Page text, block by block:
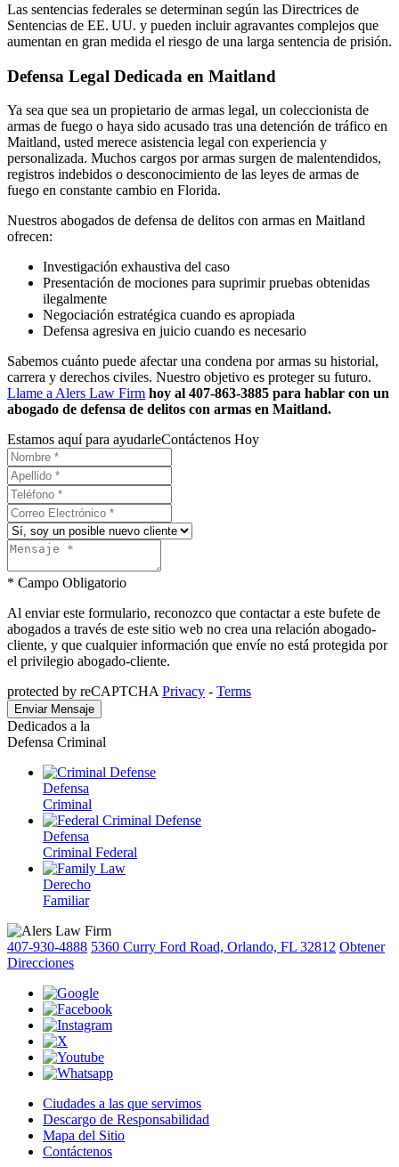
Las sentencias federales se determinan según las Directrices de
Sentencias de EE. UU. y pueden incluir agravantes complejos que
aumentan en gran medida el riesgo de una larga sentencia de prisión.
Defensa Legal Dedicada en Maitland
Ya sea que sea un propietario de armas legal, un coleccionista de
armas de fuego o haya sido acusado tras una detención de tráfico en
Maitland, usted merece asistencia legal con experiencia y
personalizada. Muchos cargos por armas surgen de malentendidos,
registros indebidos o desconocimiento de las leyes de armas de
fuego en constante cambio en Florida.
Nuestros abogados de defensa de delitos con armas en Maitland
ofrecen:
Investigación exhaustiva del caso
Presentación de mociones para suprimir pruebas obtenidas
ilegalmente
Negociación estratégica cuando es apropiada
Defensa agresiva en juicio cuando es necesario
Sabemos cuánto puede afectar una condena por armas su historial,
carrera y derechos civiles. Nuestro objetivo es proteger su futuro.
Llame a Alers Law Firm hoy al 407-863-3885 para hablar con un
abogado de defensa de delitos con armas en Maitland.
Estamos aquí para ayudarleContáctenos Hoy
* Campo Obligatorio
Al enviar este formulario, reconozco que contactar a este bufete de
abogados a través de este sitio web no crea una relación abogado-
cliente, y que cualquier información que envíe no está protegida por
el privilegio abogado-cliente.
protected by reCAPTCHA Privacy - Terms
Dedicados a la
Defensa Criminal
Defensa
Criminal
Defensa
Criminal Federal
Derecho
Familiar
407-930-4888 5360 Curry Ford Road, Orlando, FL 32812 Obtener
Direcciones
Ciudades a las que servimos
Descargo de Responsabilidad
Mapa del Sitio
Contáctenos